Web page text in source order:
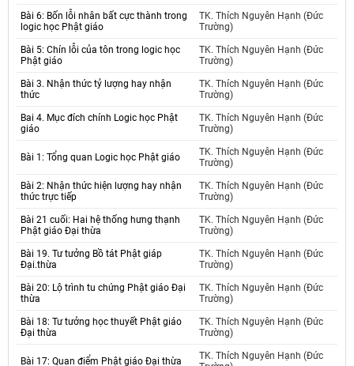
Bài 6: Bốn lỗi nhân bất cực thành trong
logic học Phật giáo
TK. Thích Nguyên Hạnh (Đức
Trường)
Bài 5: Chín lỗi của tôn trong logic học
Phật giáo
TK. Thích Nguyên Hạnh (Đức
Trường)
Bài 3. Nhận thức tỷ lượng hay nhận
thức
TK. Thích Nguyên Hạnh (Đức
Trường)
Bai 4. Mục đích chính Logic học Phật
giáo
TK. Thích Nguyên Hạnh (Đức
Trường)
Bài 1: Tổng quan Logic học Phật giáo
TK. Thích Nguyên Hạnh (Đức
Trường)
Bài 2: Nhận thức hiện lượng hay nhận
thức trực tiếp
TK. Thích Nguyên Hạnh (Đức
Trường)
Bài 21 cuối: Hai hệ thống hưng thạnh
Phật giáo Đại thừa
TK. Thích Nguyên Hạnh (Đức
Trường)
Bài 19. Tư tưởng Bồ tát Phật giáp
Đại.thừa
TK. Thích Nguyên Hạnh (Đức
Trường)
Bài 20: Lộ trình tu chứng Phật giáo Đại
thừa
TK. Thích Nguyên Hạnh (Đức
Trường)
Bài 18: Tư tưởng học thuyết Phật giáo
Đại thừa
TK. Thích Nguyên Hạnh (Đức
Trường)
Bài 17: Quan điểm Phật giáo Đại thừa
TK. Thích Nguyên Hạnh (Đức